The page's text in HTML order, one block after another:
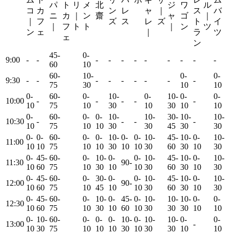
コ
ン
カ
フ
ェ
パ
ニ
ト
カ
フ
ェ
リ
ト
メ
ン
ト
北
齋
ン
ズ
レ
ス
ャ
レ
ズ
ジ
ャ
ワ
ゴ
ン
ス
ト
ラ
ン
ル
ツ
バ
イ
ツ
9:00 - -
45-
60
0-
10
- - - - - - - - -
9:30 - -
60-
75
10-
30
- - - - - -
0-
10
-
0-
10
10:00
0-
10
-
60-
75
0-
10
-
10-
30
- -
0-
10
10-
30
0-
10
-
0-
10
10:30
0-
10
-
60-
75
0-
10
0-
10
10-
30
- -
10-
30
30-
45
10-
30
-
10-
30
11:00
0-
10
0-
10
60-
75
0-
10
0-
10
10-
30
0-
10
0-
10
10-
30
45-
60
10-
30
0-
10
10-
30
11:30
0-
10
45-
60
60-
75
0-
10
10-
30
0-
10
90-
0-
10
10-
30
45-
60
10-
30
0-
10
10-
30
12:00
0-
10
45-
60
60-
75
0-
10
30-
45
0-
10
90-
0-
10
10-
30
45-
60
10-
30
0-
10
10-
30
12:30
0-
10
45-
60
60-
75
0-
10
10-
30
0-
10
45-
60
0-
10
10-
30
10-
30
10-
30
0-
10
0-
10
13:00
0-
10
10-
30
60-
75
0-
10
0-
10
0-
10
10-
30
0-
10
10-
30
10-
30
0-
10
-
0-
10